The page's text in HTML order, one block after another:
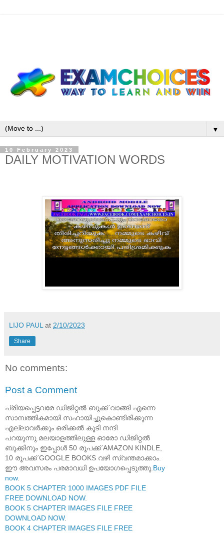
▼
10 February 2023
DAILY MOTIVATION WORDS
LIJO PAUL at 2/10/2023
Share
No comments:
Post a Comment
പ്രിയപ്പെട്ടവരേ ഡിജിറ്റൽ ബുക്ക് വാങ്ങി എന്നെ
സാമ്പത്തികമായി സഹായിച്ചുകൊണ്ടിരിക്കുന്ന
എല്ലാവർക്കും ഒരിക്കൽ കൂടി നന്ദി
പറയുന്നു.മലയാളത്തിലുള്ള ഓരോ ഡിജിറ്റൽ
ബുക്കിനും ഇപ്പോൾ 50 രൂപക്ക് AMAZON KINDLE,
10 രൂപക്ക് GOOGLE BOOKS വഴി സ്വന്തമാക്കാം.
ഈ അവസരം പരമാവധി ഉപയോഗപ്പെടുത്തു.Buy
now.
BOOK 5 CHAPTER 1000 IMAGES PDF FILE
FREE DOWNLOAD NOW.
BOOK 5 CHAPTER IMAGES FILE FREE
DOWNLOAD NOW.
BOOK 4 CHAPTER IMAGES FILE FREE